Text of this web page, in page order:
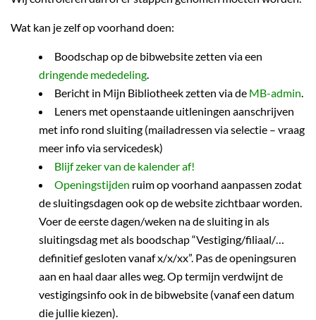
Wat kan je zelf op voorhand doen:
Boodschap op de bibwebsite zetten via een
dringende mededeling.
Bericht in Mijn Bibliotheek zetten via de MB-admin.
Leners met openstaande uitleningen aanschrijven
met info rond sluiting (mailadressen via selectie – vraag
meer info via servicedesk)
Blijf zeker van de kalender af!
Openingstijden ruim op voorhand aanpassen zodat
de sluitingsdagen ook op de website zichtbaar worden.
Voer de eerste dagen/weken na de sluiting in als
sluitingsdag met als boodschap “Vestiging/filiaal/…
definitief gesloten vanaf x/x/xx”. Pas de openingsuren
aan en haal daar alles weg. Op termijn verdwijnt de
vestigingsinfo ook in de bibwebsite (vanaf een datum
die jullie kiezen).